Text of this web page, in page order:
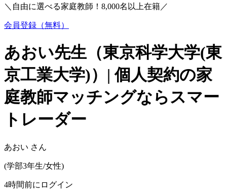
＼自由に選べる家庭教師！ 8,000名以上在籍／
会員登録（無料）
あおい先生（東京科学大学(東
京工業大学)）| 個人契約の家
庭教師マッチングならスマー
トレーダー
あおい さん
(学部3年生/女性)
4時間前にログイン